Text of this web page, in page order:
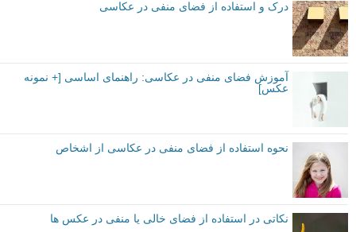
درک و استفاده از فضای منفی در عکاسی
آموزش فضای منفی در عکاسی: راهنمای اساسی [+ نمونه
عکس]
نحوه استفاده از فضای منفی در عکاسی از اشخاص
نکاتی در استفاده از فضای خالی یا منفی در عکس ها